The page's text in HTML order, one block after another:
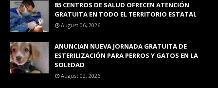
85 CENTROS DE SALUD OFRECEN ATENCIÓN
GRATUITA EN TODO EL TERRITORIO ESTATAL
August 06, 2026
ANUNCIAN NUEVA JORNADA GRATUITA DE
ESTERILIZACIÓN PARA PERROS Y GATOS EN LA
SOLEDAD
August 02, 2026